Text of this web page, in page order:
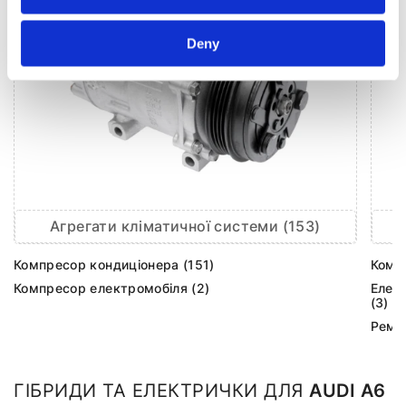
Deny
Агрегати кліматичної системи (153)
Компресор кондиціонера (151)
Компресор електромобіля (2)
(3)
ГІБРИДИ ТА ЕЛЕКТРИЧКИ ДЛЯ AUDI A6